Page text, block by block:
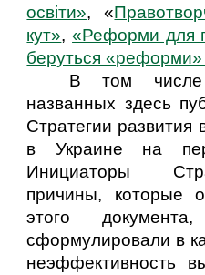
освіти», «
кут»,«Реформи для
беруться «реформи»
В том
названных здесь
Стратегии развития
в Украине на
Инициаторы
причины, которые
этого
сформулировали в
неэффективность